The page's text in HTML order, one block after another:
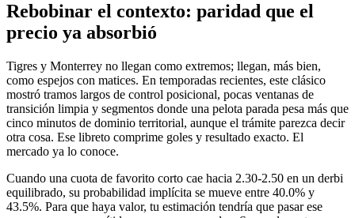
Rebobinar el contexto: paridad que el
precio ya absorbió
Tigres y Monterrey no llegan como extremos; llegan, más bien,
como espejos con matices. En temporadas recientes, este clásico
mostró tramos largos de control posicional, pocas ventanas de
transición limpia y segmentos donde una pelota parada pesa más que
cinco minutos de dominio territorial, aunque el trámite parezca decir
otra cosa. Ese libreto comprime goles y resultado exacto. El
mercado ya lo conoce.
Cuando una cuota de favorito corto cae hacia 2.30-2.50 en un derbi
equilibrado, su probabilidad implícita se mueve entre 40.0% y
43.5%. Para que haya valor, tu estimación tendría que pasar ese